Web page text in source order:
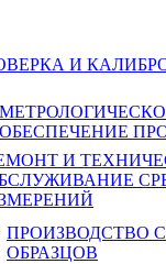
И
ОБЕСПЕЧЕНИЕ
И
ПРОИЗВОДСТВО
ОБРАЗЦОВ